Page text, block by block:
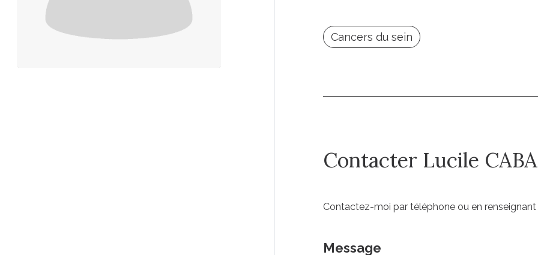
Cancers du sein
Contacter Lucile
Contactez-moi par téléphone ou en
Message